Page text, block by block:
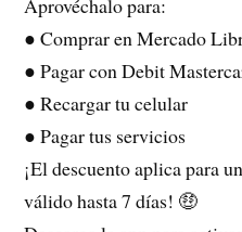
Aprovéchalo para:
● Comprar en Mercado
● Pagar con Debit
● Recargar tu celular
● Pagar tus servicios
¡El descuento aplica para
válido hasta 7 días! 🤑